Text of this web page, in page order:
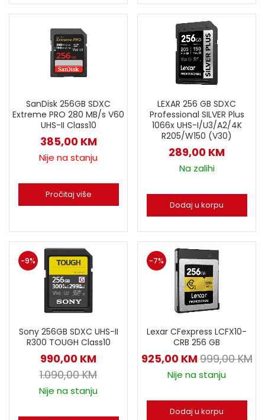
SanDisk 256GB SDXC
Extreme PRO 280 MB/s V60
UHS-II Class10
385,00 KM
Nije na stanju
Pročitaj više
LEXAR 256 GB SDXC
Professional SILVER Plus
1066x UHS-I/U3/A2/4K
R205/W150 (V30)
289,00 KM
Na zalihi
Dodaj u korpu
-9%
Sony 256GB SDXC UHS-II
R300 TOUGH Class10
990,00 KM
1.090,00KM
Nije na stanju
-7%
Lexar CFexpress LCFX10-
CRB 256 GB
925,00 KM999,00KM
Nije na stanju
Dodaj u korpu